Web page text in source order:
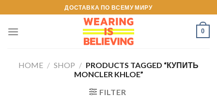
to
content
ДОСТАВКА ПО ВСЕМУ МИРУ
0
HOME / SHOP / PRODUCTS TAGGED “КУПИТЬ
MONCLER KHLOE”
FILTER